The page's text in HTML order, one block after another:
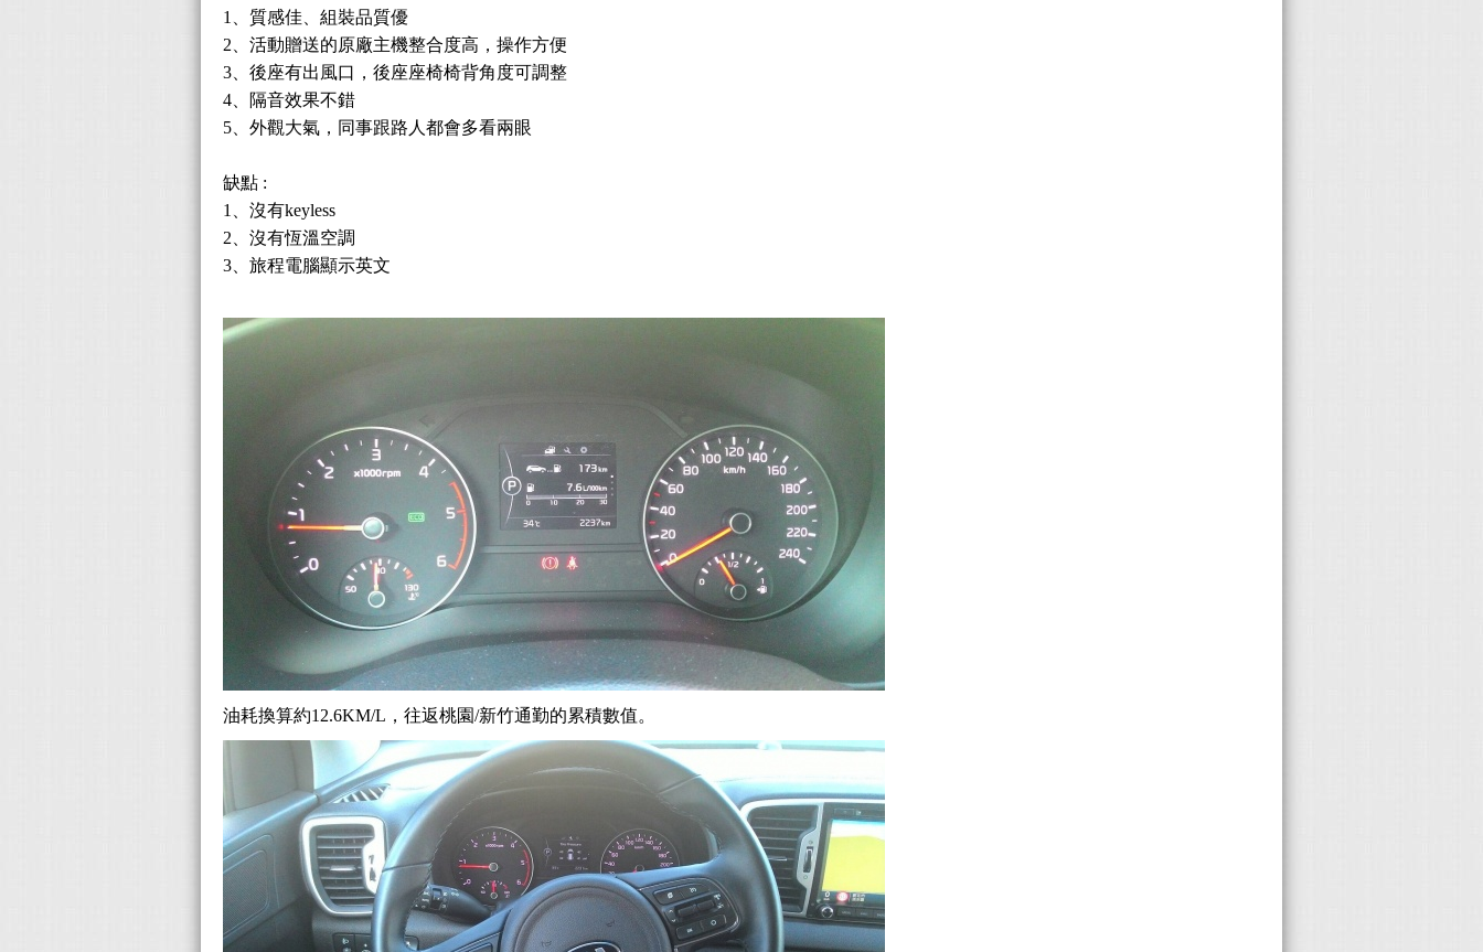
1、質感佳、組裝品質優
2、活動贈送的原廠主機整合度高，操作方便
3、後座有出風口，後座座椅椅背角度可調整
4、隔音效果不錯
5、外觀大氣，同事跟路人都會多看兩眼
缺點 :
1、沒有keyless
2、沒有恆溫空調
3、旅程電腦顯示英文
油耗換算約12.6KM/L，往返桃園/新竹通勤的累積數值。